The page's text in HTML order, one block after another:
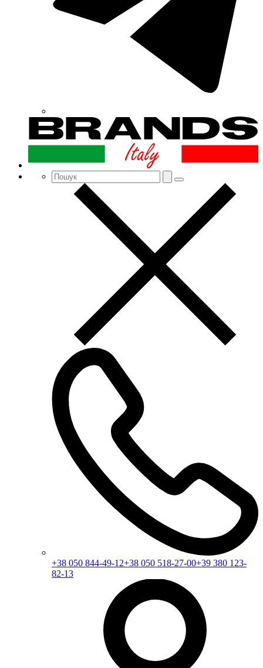
+38 050 844-49-12+38 050 518-27-00+39 380 123-
82-13